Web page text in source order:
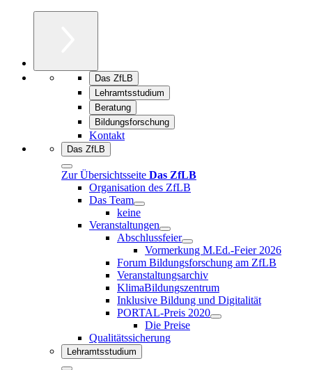
Das ZfLB
Lehramtsstudium
Beratung
Bildungsforschung
Kontakt
Das ZfLB
Zur Übersichtsseite Das ZfLB
Organisation des ZfLB
Das Team
keine
Veranstaltungen
Abschlussfeier
Vormerkung M.Ed.-Feier 2026
Forum Bildungsforschung am ZfLB
Veranstaltungsarchiv
KlimaBildungszentrum
Inklusive Bildung und Digitalität
PORTAL-Preis 2020
Die Preise
Qualitätssicherung
Lehramtsstudium